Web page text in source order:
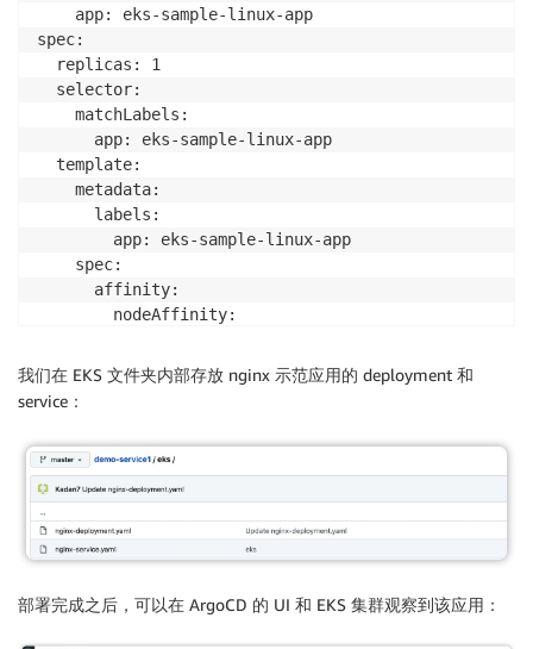
    app: eks-sample-linux-app
spec:
  replicas: 1
  selector:
    matchLabels:
      app: eks-sample-linux-app
  template:
    metadata:
      labels:
        app: eks-sample-linux-app
    spec:
      affinity:
        nodeAffinity:
            nodeSelectorTerms:
            - matchExpressions:
              - key: kubernetes.io/arch
                operator: In
                values:
                - amd64
                - arm64
      containers:
      - name: nginx
        ports:
我们在 EKS 文件夹内部存放 nginx 示范应用的 deployment 和
service：
部署完成之后，可以在 ArgoCD 的 UI 和 EKS 集群观察到该应用：